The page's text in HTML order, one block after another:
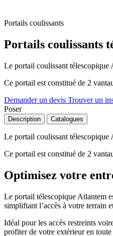
Portails coulissants
Portails coulissants
Le portail coulissant télescopique
Ce portail est constitué de 2
Demander un devis Trouver un
Poser
Description Catalogues
Le portail coulissant télescopique
Ce portail est constitué de 2
Optimisez votre
Le portail télescopique Atlantem
simplifiant l’accès à votre terrain
Idéal pour les accès restreints
profiter de votre extérieur en